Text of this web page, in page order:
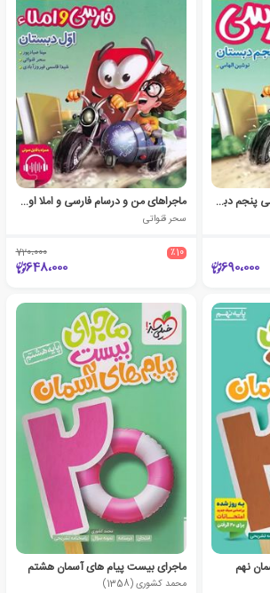
ماجراهای من و درسام فارسی پنجم دبستان
690،000
ماجراهای من و درسام فارسی و املا اول دبستان
سحر قنواتی
٪10 720،000
648،000
نهم ماجرای بیست پیام های آسمان هشتم
محمد کشوری (1358)